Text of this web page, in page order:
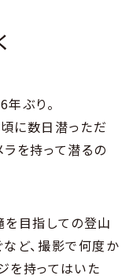
ぶり。
に数日潜っただ
ラを持って潜るの
を目指しての登山
など、撮影で何度か
を持ってはいた